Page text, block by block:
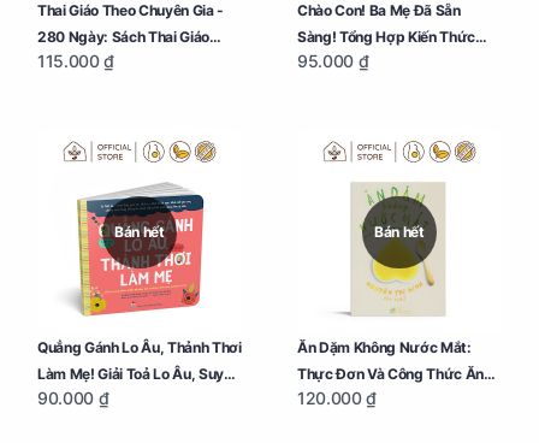
Thai Giáo Theo Chuyên Gia -
280 Ngày: Sách Thai Giáo
Thiết Thực Nhất Cho Mẹ Bầu
115.000 ₫
Chào Con! Ba Mẹ Đã Sẵn
Sàng! Tổng Hợp Kiến Thức
Chăm Sóc Trẻ Sơ Sinh
95.000 ₫
Bán hết
Quẳng Gánh Lo Âu, Thảnh Thơi
Làm Mẹ! Giải Toả Lo Âu, Suy
Nghĩ Tiêu Cực Cho Mẹ
90.000 ₫
Bán hết
Ăn Dặm Không Nước Mắt:
Thực Đơn Và Công Thức Ăn
Dặm Kiểu Nhật
120.000 ₫